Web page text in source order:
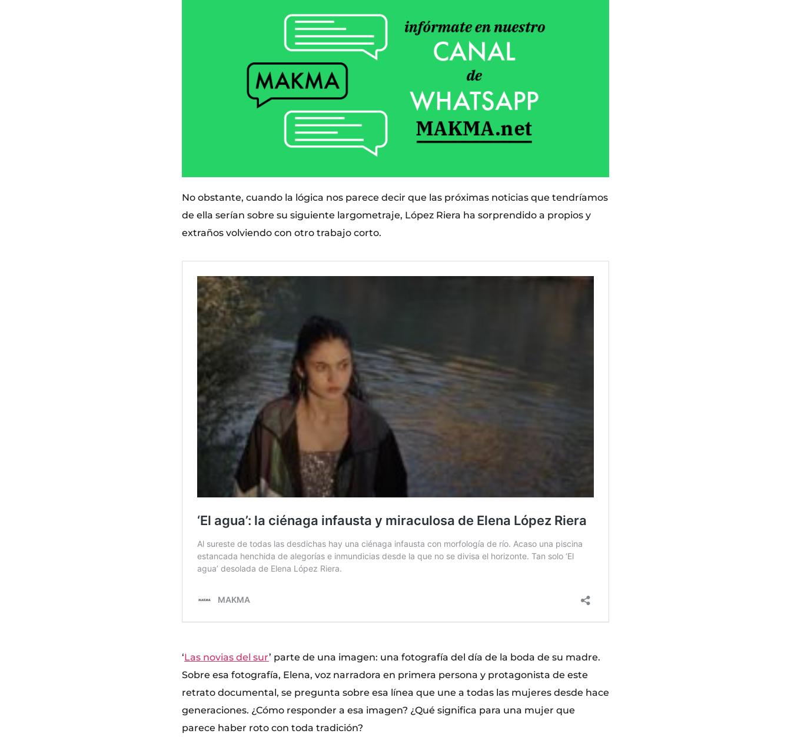
No obstante, cuando la lógica nos parece decir que las próximas noticias que tendríamos
de ella serían sobre su siguiente largometraje, López Riera ha sorprendido a propios y
extraños volviendo con otro trabajo corto.
‘Las novias del sur’ parte de una imagen: una fotografía del día de la boda de su madre.
Sobre esa fotografía, Elena, voz narradora en primera persona y protagonista de este
retrato documental, se pregunta sobre esa línea que une a todas las mujeres desde hace
generaciones. ¿Cómo responder a esa imagen? ¿Qué significa para una mujer que
parece haber roto con toda tradición?